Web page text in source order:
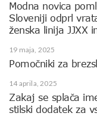
Modna novica
Sloveniji odprl
ženska linija JJXX
19 maja, 2025
Pomočniki za
14 aprila, 2025
Zakaj se splača
stilski dodatek za